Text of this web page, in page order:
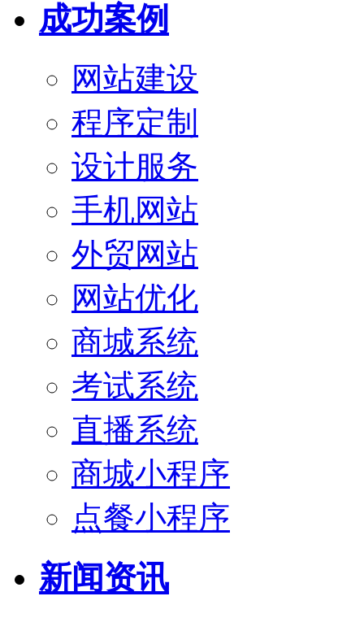
成功案例
网站建设
程序定制
设计服务
手机网站
外贸网站
网站优化
商城系统
考试系统
直播系统
商城小程序
点餐小程序
新闻资讯